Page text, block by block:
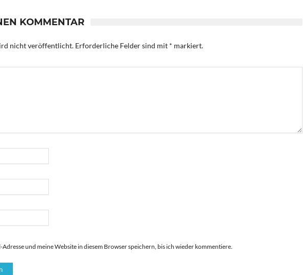
KOMMENTAR
nicht veröffentlicht. Erforderliche Felder sind mit * markiert.
und meine Website in diesem Browser speichern, bis ich wieder kommentiere.